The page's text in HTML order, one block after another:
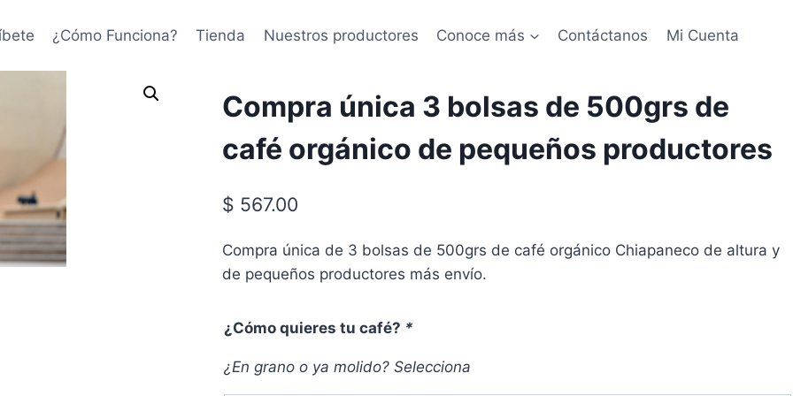
¿Cómo Funciona? Tienda Nuestros productores Conoce más Contáctanos Mi Cuenta
Compra única 3 bolsas de 500grs de
café orgánico de pequeños productores
$ 567.00
Compra única de 3 bolsas de 500grs de café orgánico Chiapaneco de altura y
de pequeños productores más envío.
¿Cómo quieres tu café? *
¿En grano o ya molido? Selecciona